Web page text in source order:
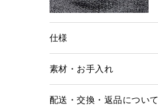
仕様
素材・お手入れ
配送・交換・返品について